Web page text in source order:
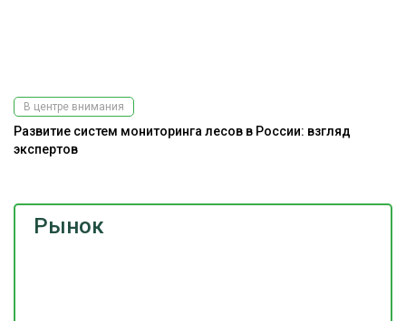
Рынок
В центре внимания
Развитие систем мониторинга лесов в России: взгляд
экспертов